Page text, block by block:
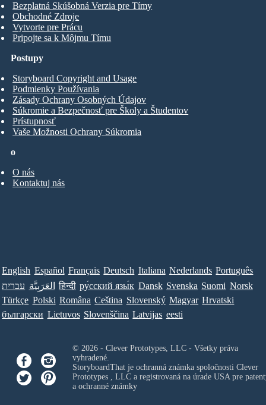
Bezplatná Skúšobná Verzia pre Tímy
Obchodné Zdroje
Vytvorte pre Prácu
Pripojte sa k Môjmu Tímu
o
O nás
Kontaktuj nás
Postupy
Storyboard Copyright and Usage
Podmienky Používania
Zásady Ochrany Osobných Údajov
Súkromie a Bezpečnosť pre Školy a Študentov
Prístupnosť
Vaše Možnosti Ochrany Súkromia
English Español Français Deutsch Italiana Nederlands Português
עברית العَرَبِيَّة हिन्दी ру́сский язы́к Dansk Svenska Suomi Norsk
Türkçe Polski Româna Ceština Slovenský Magyar Hrvatski
български Lietuvos Slovenščina Latvijas eesti
© 2026 - Clever Prototypes, LLC - Všetky práva
vyhradené.
StoryboardThat je ochranná známka spoločnosti Clever
Prototypes , LLCa registrovaná na úrade USA pre
a ochranné známky